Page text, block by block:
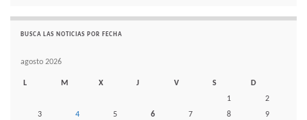
BUSCA LAS NOTICIAS POR FECHA
agosto 2026
L M X J V S
D
1
2
3
4 5 6 7 8
9